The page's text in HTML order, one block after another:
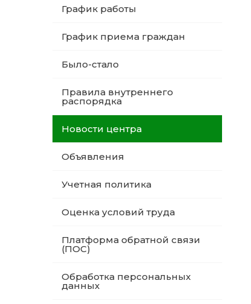
График работы
График приема граждан
Было-стало
Правила внутреннего
распорядка
Новости центра
Объявления
Учетная политика
Оценка условий труда
Платформа обратной связи
(ПОС)
Обработка персональных
данных